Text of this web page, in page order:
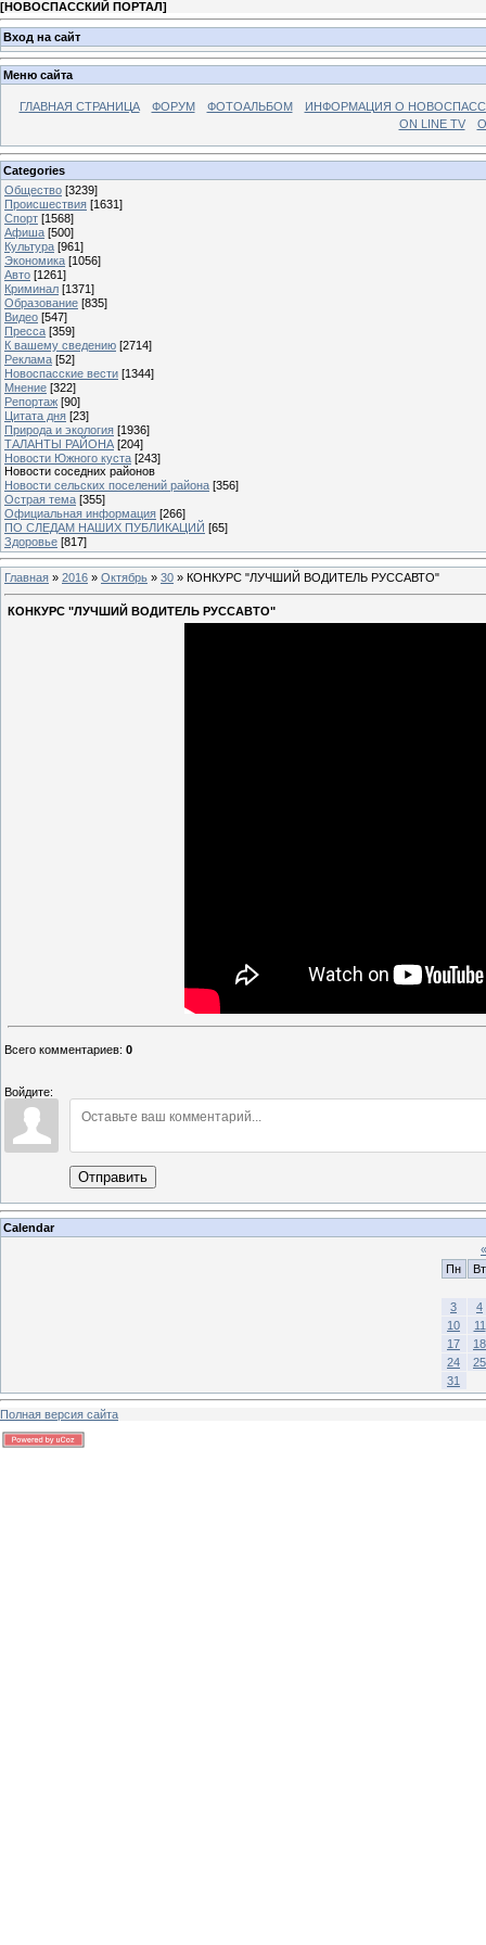
[НОВОСПАССКИЙ ПОРТАЛ]
Вход на сайт
Меню сайта
ГЛАВНАЯ СТРАНИЦА ФОРУМ ФОТОАЛЬБОМ
ИНФОРМАЦИЯ О
ON LINE TV
Categories
Общество [3239]
Происшествия [1631]
Спорт [1568]
Афиша [500]
Культура [961]
Экономика [1056]
Авто [1261]
Криминал [1371]
Образование [835]
Видео [547]
Пресса [359]
К вашему сведению [2714]
Реклама [52]
Новоспасские вести [1344]
Мнение [322]
Репортаж [90]
Цитата дня [23]
Природа и экология [1936]
ТАЛАНТЫ РАЙОНА [204]
Новости Южного куста [243]
Новости соседних районов
Новости сельских поселений района [356]
Острая тема [355]
Официальная информация [266]
ПО СЛЕДАМ НАШИХ ПУБЛИКАЦИЙ [65]
Здоровье [817]
Главная » 2016 » Октябрь » 30 » КОНКУРС "ЛУЧШИЙ ВОДИТЕЛЬ РУССАВТО"
КОНКУРС "ЛУЧШИЙ ВОДИТЕЛЬ РУССАВТО"
Всего комментариев: 0
Войдите:
Отправить
Calendar
«
Пн
Вт
3
4
10
11
17
18
24
25
31
Полная версия сайта